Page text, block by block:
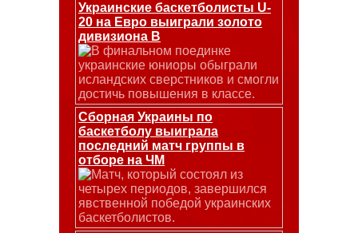
Украинские баскетболисты U-
20 на Евро выиграли золото
дивизиона В
В финальном поединке
украинские юниоры обыграли
исландских сверстников и смогли
достичь повышения в классе.
Сборная Украины по
баскетболу выиграла
последний матч группы в
отборе на ЧМ
Матч, который состоял из
четырех периодов, завершился
явственной победой украинских
баскетболистов.